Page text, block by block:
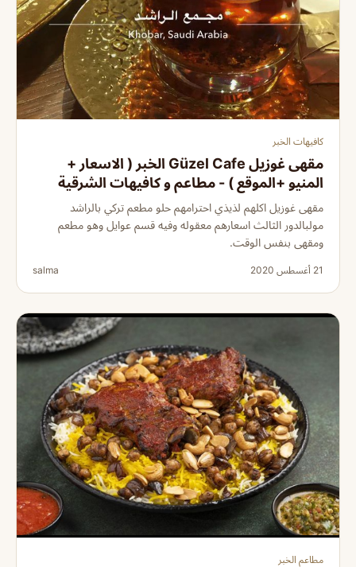
كافيهات الخبر
مقهى غوزيل Güzel Cafe الخبر ( الاسعار +
المنيو +الموقع ) - مطاعم و كافيهات الشرقية
مقهى غوزيل اكلهم لذيذي احترامهم حلو مطعم تركي بالراشد
مولبالدور الثالث اسعارهم معقوله وفيه قسم عوايل وهو مطعم
ومقهى بنفس الوقت.
21 أغسطس 2020 salma
مطاعم الخبر